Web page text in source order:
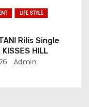
LIFE STYLE
Rilis Single
HILL
Admin